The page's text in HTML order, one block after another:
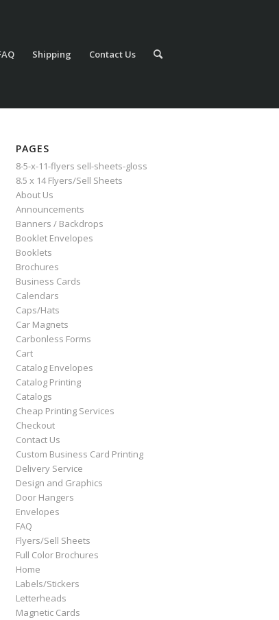
Shipping Contact Us
PAGES
8-5-x-11-flyers sell-sheets-gloss
8.5 x 14 Flyers/Sell Sheets
About Us
Announcements
Banners / Backdrops
Booklet Envelopes
Booklets
Brochures
Business Cards
Calendars
Caps/Hats
Car Magnets
Carbonless Forms
Cart
Catalog Envelopes
Catalog Printing
Catalogs
Cheap Printing Services
Checkout
Contact Us
Custom Business Card Printing
Delivery Service
Design and Graphics
Door Hangers
Envelopes
FAQ
Flyers/Sell Sheets
Full Color Brochures
Home
Labels/Stickers
Letterheads
Magnetic Cards